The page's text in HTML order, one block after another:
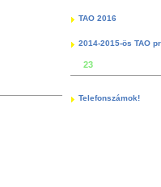
TAO 2016
2014-2015-ös TAO
23
Telefonszámok!